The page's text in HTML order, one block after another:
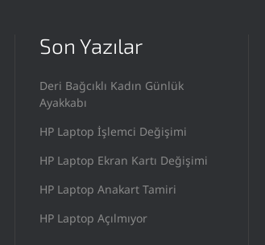
Son Yazılar
Deri Bağcıklı Kadın Günlük
Ayakkabı
HP Laptop İşlemci Değişimi
HP Laptop Ekran Kartı Değişimi
HP Laptop Anakart Tamiri
HP Laptop Açılmıyor